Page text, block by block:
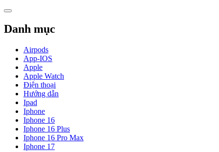
Skip
content
Danh mục
Airpods
App-IOS
Apple
Apple Watch
Điện thoại
Hướng dẫn
Ipad
Iphone
Iphone 16
Iphone 16 Plus
Iphone 16 Pro Max
Iphone 17